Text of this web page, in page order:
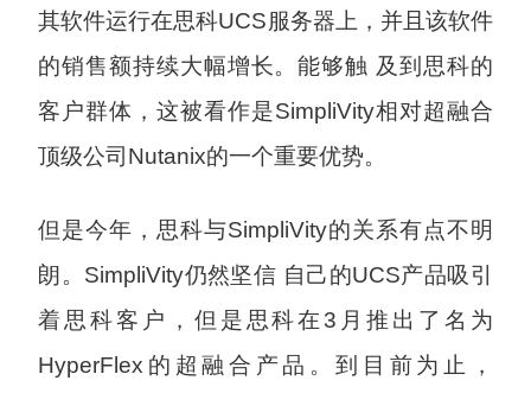
其软件运行在思科UCS服务器上，并且该软件
的销售额持续大幅增长。能够触 及到思科的
客户群体，这被看作是SimpliVity相对超融合
顶级公司Nutanix的一个重要优势。
但是今年，思科与SimpliVity的关系有点不明
朗。SimpliVity仍然坚信 自己的UCS产品吸引
着思科客户，但是思科在3月推出了名为
HyperFlex的超融合产品。到目前为止，